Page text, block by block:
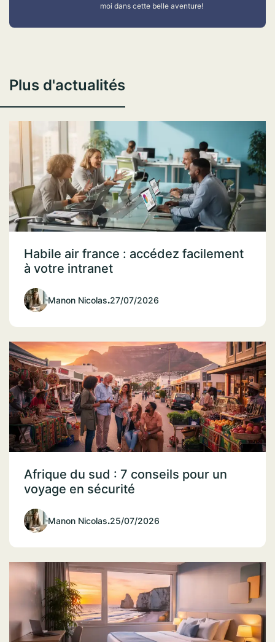
moi dans cette belle aventure!
Plus d'actualités
Habile air france : accédez facilement
à votre intranet
Manon Nicolas.27/07/2026
Afrique du sud : 7 conseils pour un
voyage en sécurité
Manon Nicolas.25/07/2026